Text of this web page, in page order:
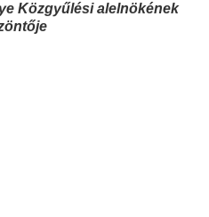
Közgyűlési alelnökének